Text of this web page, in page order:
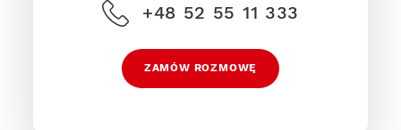
+48 52 55 11 333
ZAMÓW ROZMOWĘ